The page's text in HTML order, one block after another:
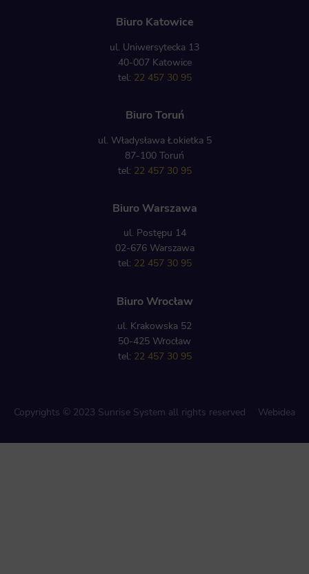
Biuro Katowice
ul. Uniwersytecka 13
40-007 Katowice
tel: 22 457 30 95
Biuro Toruń
ul. Władysława Łokietka 5
87-100 Toruń
tel: 22 457 30 95
Biuro Warszawa
ul. Postępu 14
02-676 Warszawa
tel: 22 457 30 95
Biuro Wrocław
ul. Krakowska 52
50-425 Wrocław
tel: 22 457 30 95
Copyrights © 2023 Sunrise System all rights reserved Webidea